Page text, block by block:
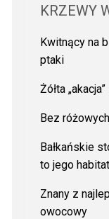
KRZEWY
Kwitnący na
ptaki
Żółta
Bez
Bałkańskie
to jego habitat
Znany z
owocowy